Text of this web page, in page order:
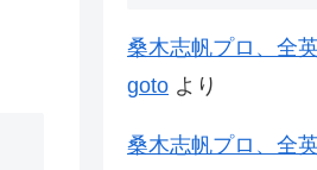
桑木志帆プロ、全
goto より
桑木志帆プロ、全